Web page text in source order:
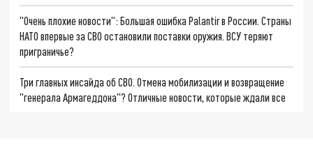
"Очень плохие новости": Большая ошибка Palantir в России. Страны
НАТО впервые за СВО остановили поставки оружия. ВСУ теряют
приграничье?
Три главных инсайда об СВО. Отмена мобилизации и возвращение
"генерала Армагеддона"? Отличные новости, которые ждали все